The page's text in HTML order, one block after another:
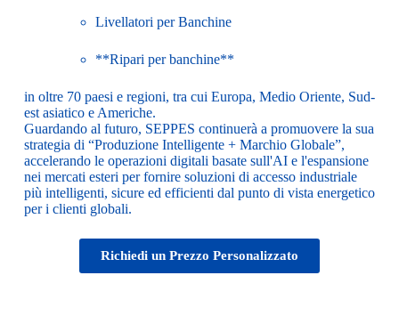
Livellatori per Banchine
**Ripari per banchine**
in oltre 70 paesi e regioni, tra cui Europa, Medio Oriente, Sud-
est asiatico e Americhe.
Guardando al futuro, SEPPES continuerà a promuovere la sua
strategia di “Produzione Intelligente + Marchio Globale”,
accelerando le operazioni digitali basate sull'AI e l'espansione
nei mercati esteri per fornire soluzioni di accesso industriale
più intelligenti, sicure ed efficienti dal punto di vista energetico
per i clienti globali.
Richiedi un Prezzo Personalizzato